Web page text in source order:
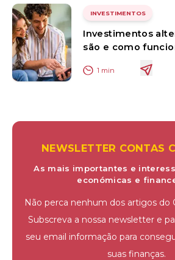
INVESTIMENTOS
Investimentos
são e como
1 min
NEWSLETTER CONTAS
As mais importantes e
económicas e
Não perca nenhum dos artigos do
Subscreva a nossa newsletter e
seu email informação para
suas finanças.